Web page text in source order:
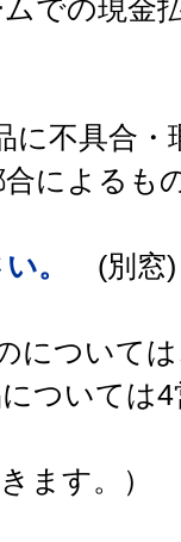
での現金
に不具合・
によるも
。
(別窓)
について
ついては4
ます。）